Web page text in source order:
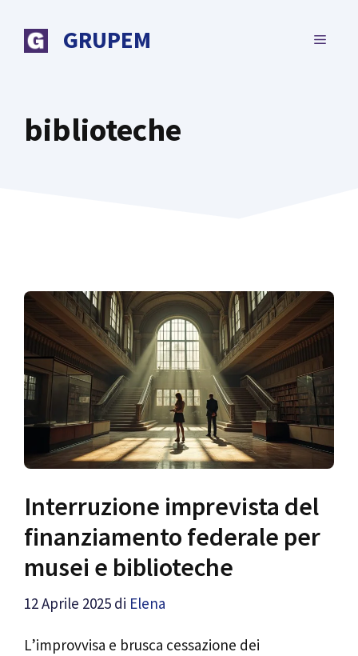
contenuto
GRUPEM MENU
biblioteche
Interruzione imprevista del
finanziamento federale per
musei e biblioteche
12 Aprile 2025 di Elena
L’improvvisa e brusca cessazione dei